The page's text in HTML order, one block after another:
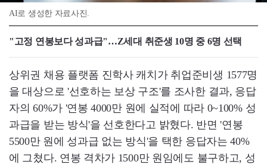
AI로 생성한 자료사진.
"고정 연봉보다 성과급"…Z세대 취준생 10명 중 6명 선택
상위권 채용 플랫폼 진학사 캐치가 취업준비생 1577명
을 대상으로 '선호하는 보상 구조'를 조사한 결과, 응답
자의 60%가 '연봉 4000만 원에 실적에 따라 0~100% 성
과급을 받는 방식'을 선호한다고 밝혔다. 반면 '연봉
5500만 원에 성과급 없는 방식'을 택한 응답자는 40%
에 그쳤다. 연봉 격차가 1500만 원임에도 불구하고, 성